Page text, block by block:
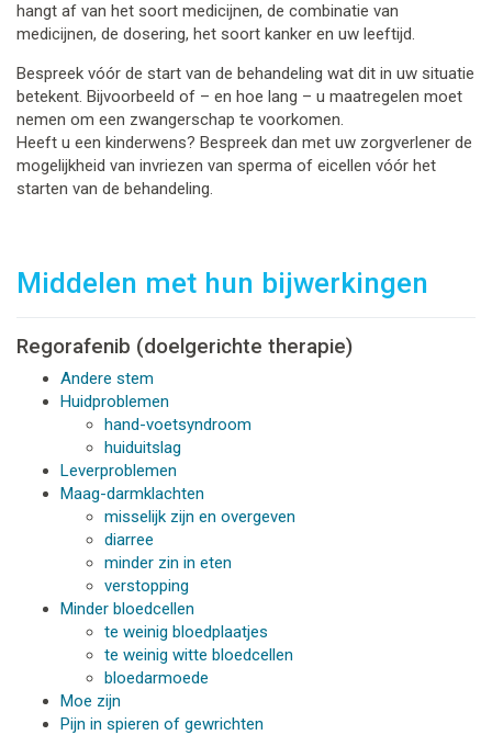
hangt af van het soort medicijnen, de combinatie van
medicijnen, de dosering, het soort kanker en uw leeftijd.
Bespreek vóór de start van de behandeling wat dit in uw situatie
betekent. Bijvoorbeeld of – en hoe lang – u maatregelen moet
nemen om een zwangerschap te voorkomen.
Heeft u een kinderwens? Bespreek dan met uw zorgverlener de
mogelijkheid van invriezen van sperma of eicellen vóór het
starten van de behandeling.
Middelen met hun bijwerkingen
Regorafenib (doelgerichte therapie)
Andere stem
Huidproblemen
hand-voetsyndroom
huiduitslag
Leverproblemen
Maag-darmklachten
misselijk zijn en overgeven
diarree
minder zin in eten
verstopping
Minder bloedcellen
te weinig bloedplaatjes
te weinig witte bloedcellen
bloedarmoede
Moe zijn
Pijn in spieren of gewrichten